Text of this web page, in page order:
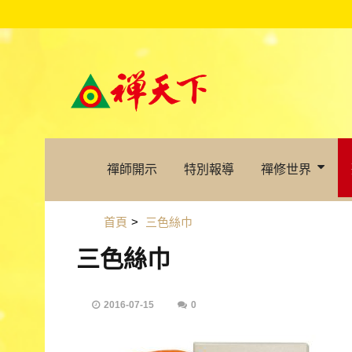
禪師開示 特別報導 禪修世界
首頁 > 三色絲巾
三色絲巾
2016-07-15 0